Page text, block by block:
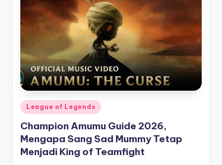
Posted
in
League of Legends
Champion Amumu Guide 2026,
Mengapa Sang Sad Mummy Tetap
Menjadi King of Teamfight